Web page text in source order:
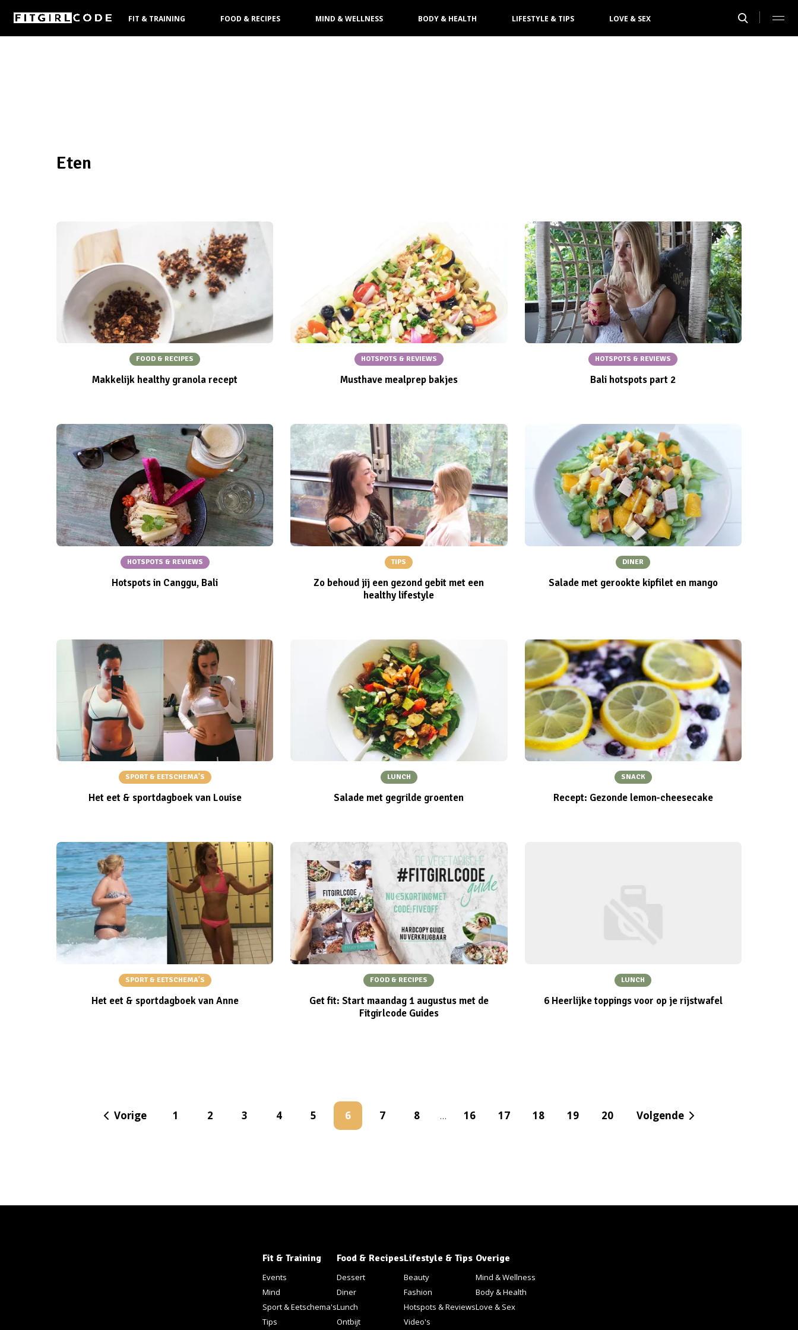
FIT & TRAINING FOOD & RECIPES MIND & WELLNESS BODY & HEALTH LIFESTYLE & TIPS LOVE & SEX
Eten
FOOD & RECIPES
Makkelijk healthy granola recept
HOTSPOTS & REVIEWS
Musthave mealprep bakjes
HOTSPOTS & REVIEWS
Bali hotspots part 2
HOTSPOTS & REVIEWS
Hotspots in Canggu, Bali
TIPS
Zo behoud jij een gezond gebit met een
healthy lifestyle
DINER
Salade met gerookte kipfilet en mango
SPORT & EETSCHEMA'S
Het eet & sportdagboek van Louise
LUNCH
Salade met gegrilde groenten
SNACK
Recept: Gezonde lemon-cheesecake
SPORT & EETSCHEMA'S
Het eet & sportdagboek van Anne
FOOD & RECIPES
Get fit: Start maandag 1 augustus met de
Fitgirlcode Guides
LUNCH
6 Heerlijke toppings voor op je rijstwafel
Vorige 1 2 3 4 5 6 7 8 … 16 17 18 19 20 Volgende
Fit & Training
Events
Mind
Sport & Eetschema's
Tips
Food & Recipes
Dessert
Diner
Lunch
Ontbijt
Lifestyle & Tips
Beauty
Fashion
Hotspots & Reviews
Video's
Overige
Mind & Wellness
Body & Health
Love & Sex